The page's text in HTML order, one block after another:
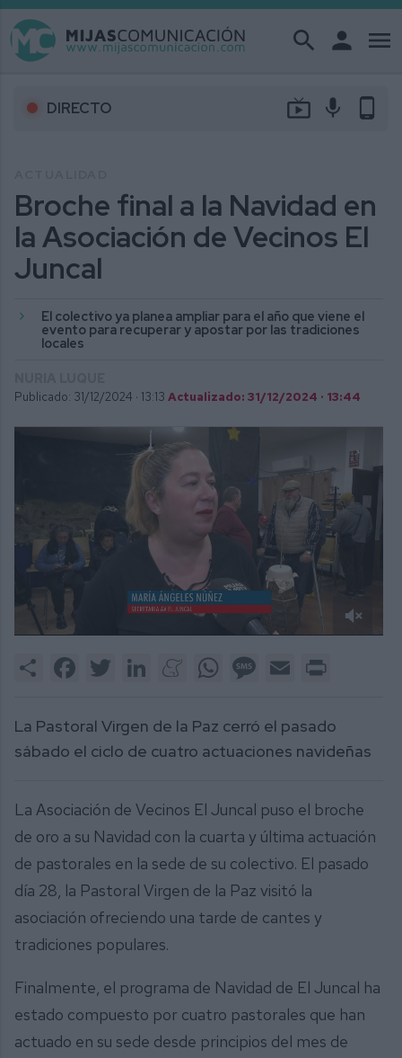
search person menu
DIRECTO live_tv mic phone_android
Broche final a la Navidad en
la Asociación de Vecinos El
Juncal
El colectivo ya planea ampliar para el año que viene el
evento para recuperar y apostar por las tradiciones
locales
Publicado: 31/12/2024 · 13:13 Actualizado: 31/12/2024 · 13:44
1
Share FacebookTwitter LinkedInMeneameWhatsAppMessage
Email
La Pastoral Virgen de la Paz cerró el pasado
sábado el ciclo de cuatro actuaciones navideñas
La Asociación de Vecinos El Juncal puso el broche
de oro a su Navidad con la cuarta y última actuación
de pastorales en la sede de su colectivo. El pasado
día 28, la Pastoral Virgen de la Paz visitó la
asociación ofreciendo una tarde de cantes y
tradiciones populares.
Finalmente, el programa de Navidad de El Juncal ha
estado compuesto por cuatro pastorales que han
actuado en su sede desde principios del mes de